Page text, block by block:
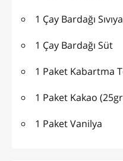
1 Çay Bardağı
1 Çay Bardağı Süt
1 Paket Kabartma
1 Paket Kakao
1 Paket Vanilya